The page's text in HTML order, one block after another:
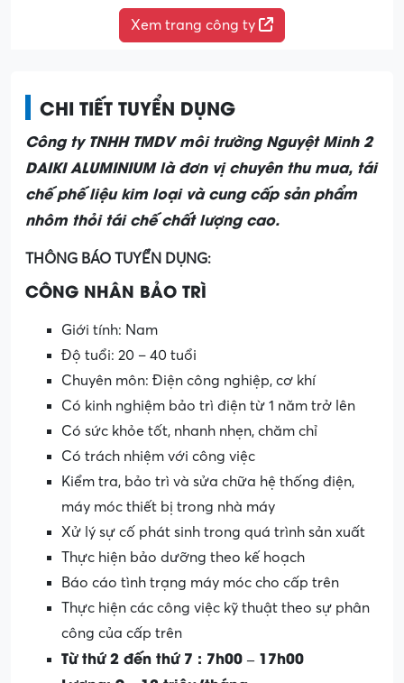
Xem trang công ty
CHI TIẾT TUYỂN DỤNG
Công ty TNHH TMDV môi trường Nguyệt Minh 2
DAIKI ALUMINIUM là đơn vị chuyên thu mua, tái
chế phế liệu kim loại và cung cấp sản phẩm
nhôm thỏi tái chế chất lượng cao.
THÔNG BÁO TUYỂN DỤNG:
CÔNG NHÂN BẢO TRÌ
Giới tính: Nam
Độ tuổi: 20 – 40 tuổi
Chuyên môn: Điện công nghiệp, cơ khí
Có kinh nghiệm bảo trì điện từ 1 năm trở lên
Có sức khỏe tốt, nhanh nhẹn, chăm chỉ
Có trách nhiệm với công việc
Kiểm tra, bảo trì và sửa chữa hệ thống điện,
máy móc thiết bị trong nhà máy
Xử lý sự cố phát sinh trong quá trình sản xuất
Thực hiện bảo dưỡng theo kế hoạch
Báo cáo tình trạng máy móc cho cấp trên
Thực hiện các công việc kỹ thuật theo sự phân
công của cấp trên
Từ thứ 2 đến thứ 7 : 7h00 – 17h00